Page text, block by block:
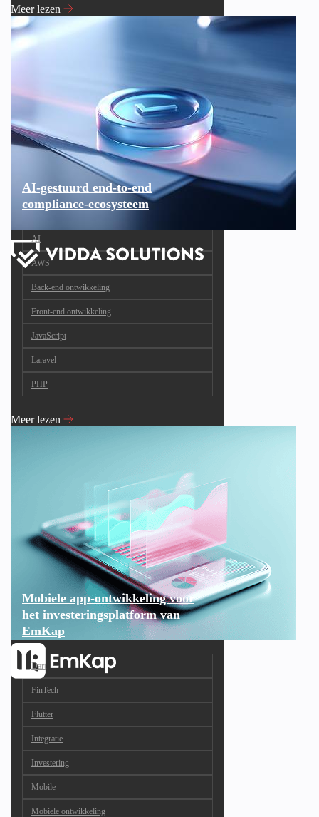
Meer lezen
AI-gestuurd end-to-end
compliance-ecosysteem
AI
AWS
Back-end ontwikkeling
Front-end ontwikkeling
JavaScript
Laravel
PHP
Meer lezen
Mobiele app-ontwikkeling voor
het investeringsplatform van
EmKap
Dart
FinTech
Flutter
Integratie
Investering
Mobile
Mobiele ontwikkeling